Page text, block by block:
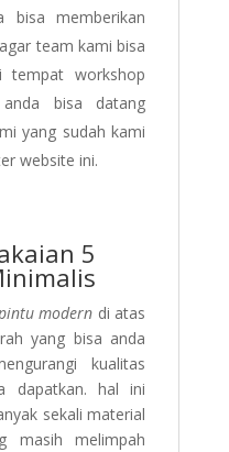
bisa memberikan
team kami bisa
tempat workshop
bisa datang
yang sudah kami
website ini.
5
modern di atas
yang bisa anda
kualitas
dapatkan. hal ini
sekali material
masih melimpah